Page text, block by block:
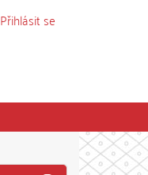
Přihlásit se